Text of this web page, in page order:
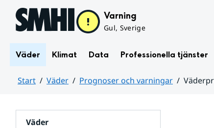
Hoppa till sidans innehåll Varning
Gul, Sverige
Väder Klimat Data Professionella tjänster
Start Väder Prognoser och varningar
Väder
för
varningar